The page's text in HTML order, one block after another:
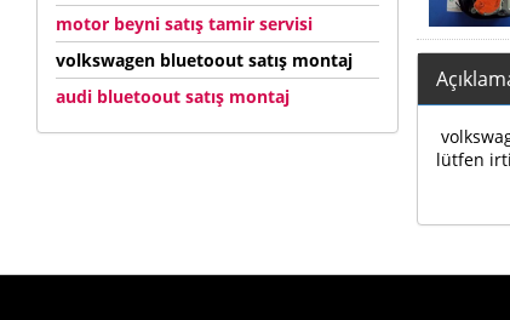
motor beyni satış tamir servisi
volkswagen bluetoout satış montaj
audi bluetoout satış montaj
lütfen